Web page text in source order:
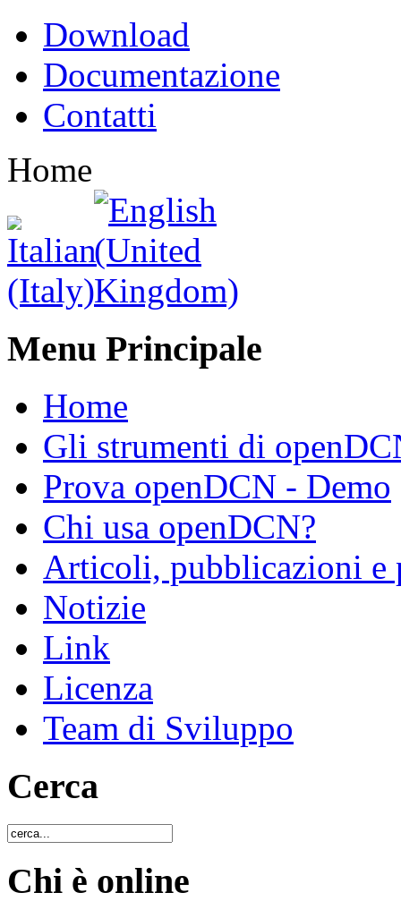
Download
Documentazione
Contatti
Home
Menu Principale
Home
Gli strumenti di
Prova openDCN - Demo
Chi usa openDCN?
Articoli, pubblicazioni e
Notizie
Link
Licenza
Team di Sviluppo
Cerca
Chi è online